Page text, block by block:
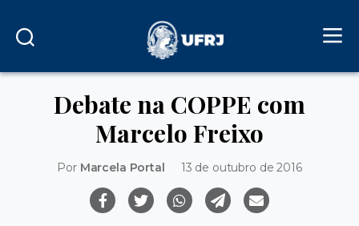
Debate na COPPE com
Marcelo Freixo
Por Marcela Portal 13 de outubro de 2016